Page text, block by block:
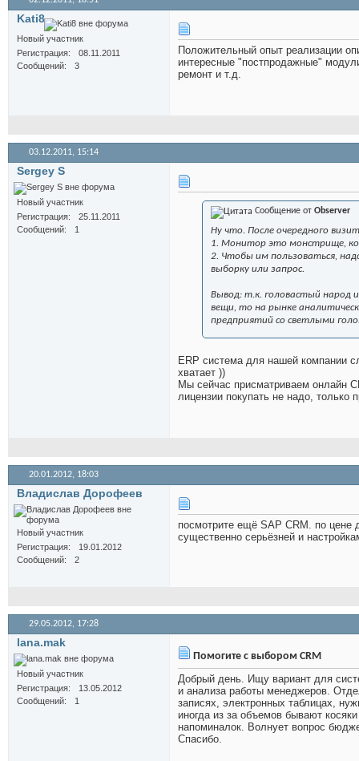
Kati8
Новый участник
Регистрация
08.11.2011
Сообщений
3
Положительный опыт реализации
интересные "постпродажные"
ремонт и т.д.
03.12.2011, 15:14
Sergey S
Новый участник
Регистрация
25.11.2011
Сообщений
1
Сообщение от Observer
Ну что. После очередного
1. Монитор это монстрище,
2. Чтобы им пользоваться,
выборку или запрос.
Вывод: т.к. головастый народ
вещи, то на рынке
предприятий со светлыми
ERP система для нашей компании
хватает ))
Мы сейчас присматриваем онлайн
лицензии покупать не надо, только
20.01.2012, 18:03
Владислав Дорофеев
Новый участник
Регистрация
19.01.2012
Сообщений
2
посмотрите ещё SAP CRM. по цене
существенно серьёзней и
29.05.2012, 17:28
lana.mak
Новый участник
Регистрация
13.05.2012
Сообщений
1
Помогите с выбором CRM
Добрый день. Ищу вариант для
и анализа работы менеджеров.
записях, электронных таблицах,
иногда из за объемов бывают
напоминалок. Волнует вопрос
Спасибо.